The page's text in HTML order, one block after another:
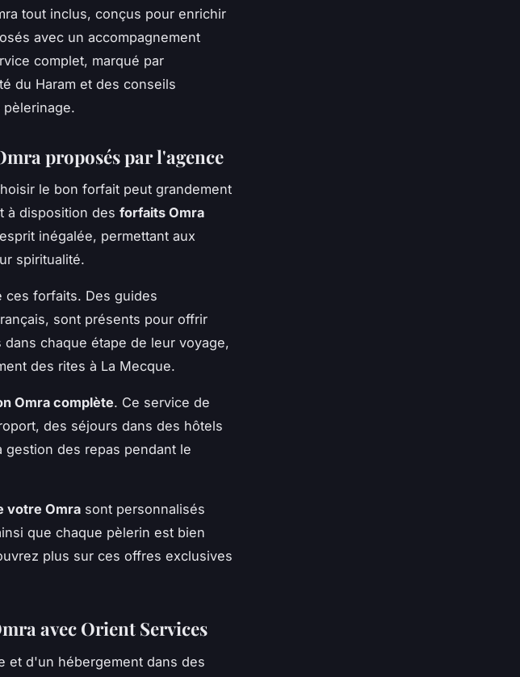
tout inclus, conçus pour enrichir
avec un accompagnement
complet, marqué par
du Haram et des conseils
proposés par l'agence
le bon forfait peut grandement
à disposition des forfaits Omra
inégalée, permettant aux
spiritualité.
ces forfaits. Des guides
sont présents pour offrir
chaque étape de leur voyage,
des rites à La Mecque.
Omra complète. Ce service de
des séjours dans des hôtels
des repas pendant le
votre Omra sont personnalisés
que chaque pèlerin est bien
plus sur ces offres exclusives
avec Orient Services
et d'un hébergement dans des